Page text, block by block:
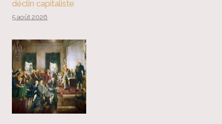
déclin capitaliste
5 août 2026